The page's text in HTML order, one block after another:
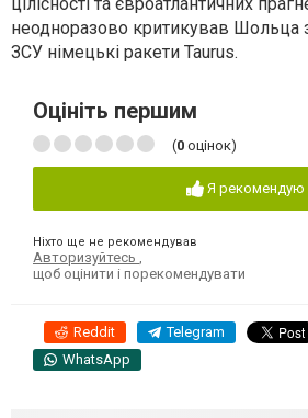
неодноразово критикував Шольца
ЗСУ німецькі ракети Taurus.
Оцініть першим
(0 оцінок)
Я рекомендую
Ніхто ще не рекомендував
Авторизуйтесь ,
щоб оцінити і порекомендувати
Reddit Telegram
WhatsApp